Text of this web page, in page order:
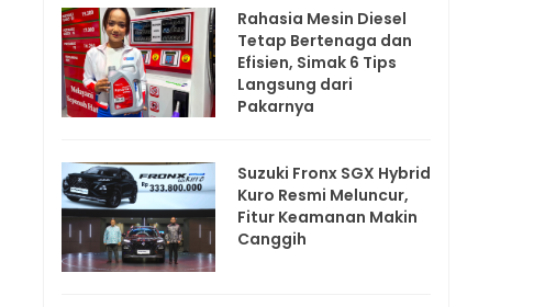
Rahasia Mesin Diesel
Tetap Bertenaga dan
Efisien, Simak 6 Tips
Langsung dari
Pakarnya
Suzuki Fronx SGX Hybrid
Kuro Resmi Meluncur,
Fitur Keamanan Makin
Canggih